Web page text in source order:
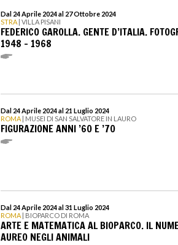
Dal 24 Aprile 2024 al 27 Ottobre 2024
STRA | VILLA PISANI
FEDERICO GAROLLA. GENTE D’ITALIA.
1948 – 1968
Dal 24 Aprile 2024 al 21 Luglio 2024
ROMA | MUSEI DI SAN SALVATORE IN LAURO
FIGURAZIONE ANNI ’60 E ’70
Dal 24 Aprile 2024 al 31 Luglio 2024
ROMA | BIOPARCO DI ROMA
ARTE E MATEMATICA AL BIOPARCO. IL
AUREO NEGLI ANIMALI